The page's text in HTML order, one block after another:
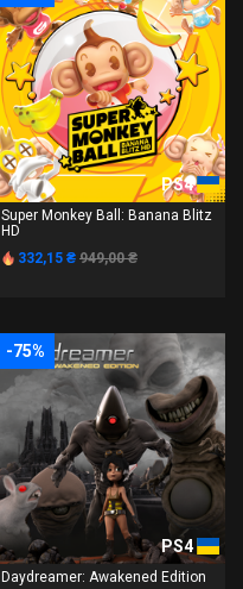
PS4
Super Monkey Ball: Banana Blitz
HD
332,15 ₴ 949,00 ₴
-75%
PS4
Daydreamer: Awakened Edition